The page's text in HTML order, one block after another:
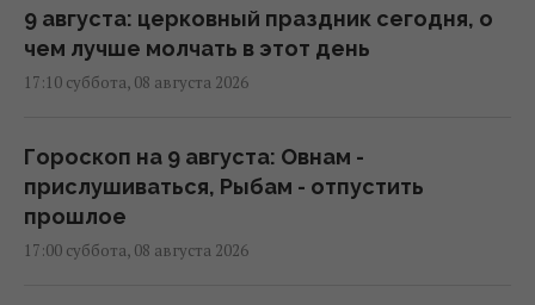
9 августа: церковный праздник сегодня, о
чем лучше молчать в этот день
17:10 суббота, 08 августа 2026
Гороскоп на 9 августа: Овнам -
прислушиваться, Рыбам - отпустить
прошлое
17:00 суббота, 08 августа 2026